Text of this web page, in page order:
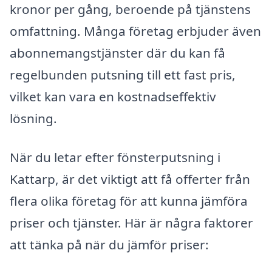
kronor per gång, beroende på tjänstens
omfattning. Många företag erbjuder även
abonnemangstjänster där du kan få
regelbunden putsning till ett fast pris,
vilket kan vara en kostnadseffektiv
lösning.
När du letar efter fönsterputsning i
Kattarp, är det viktigt att få offerter från
flera olika företag för att kunna jämföra
priser och tjänster. Här är några faktorer
att tänka på när du jämför priser: